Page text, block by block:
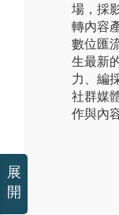
場，採
轉內容
數位匯
生最新
力、編
社群媒
作與內
展
開